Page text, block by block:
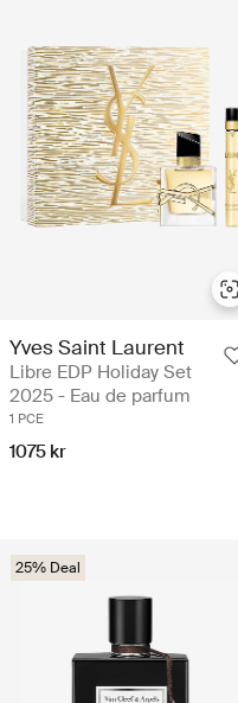
Yves Saint Laurent
Libre EDP Holiday Set
2025 - Eau de parfum
1 PCE
1075 kr
25% Deal